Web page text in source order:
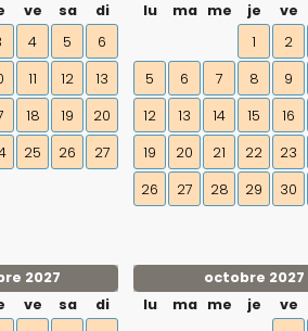
ve sa
di
4 5
6
11 12
13
18 19
20
25 26
27
lu
ma me je ve
1
2
5
6 7 8 9
12
13 14 15 16
19
20 21 22 23
26
27 28 29 30
2027
ve sa
di
octobre 2027
lu
ma me je ve